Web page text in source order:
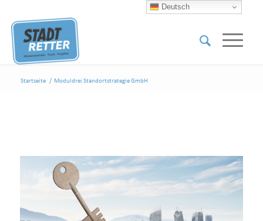
Startseite / Moduldrei Standortstrategie GmbH
Deutsch